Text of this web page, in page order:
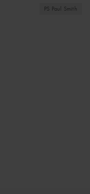
PS Paul Smith